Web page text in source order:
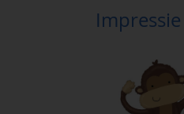
Impressie